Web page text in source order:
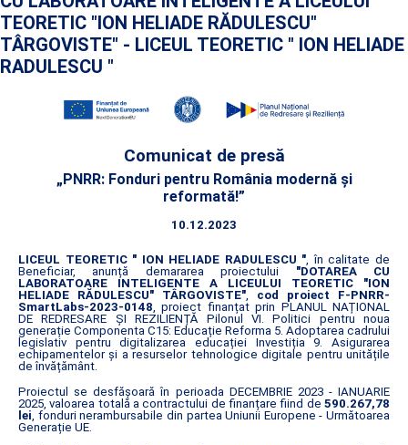
TEORETIC "ION HELIADE RĂDULESCU"
TÂRGOVISTE" - LICEUL TEORETIC " ION HELIADE
RADULESCU "
Comunicat de presă
„PNRR: Fonduri pentru România modernă și
reformată!”
10.12.2023
LICEUL TEORETIC " ION HELIADE RADULESCU ", în calitate de
Beneficiar, anunță demararea proiectului "DOTAREA CU
LABORATOARE INTELIGENTE A LICEULUI TEORETIC "ION
HELIADE RĂDULESCU" TÂRGOVISTE", cod proiect F-PNRR-
SmartLabs-2023-0148, proiect finanțat prin PLANUL NAȚIONAL
DE REDRESARE ȘI REZILIENȚĂ Pilonul VI. Politici pentru noua
generație Componenta C15: Educație Reforma 5. Adoptarea cadrului
legislativ pentru digitalizarea educației Investiția 9. Asigurarea
echipamentelor și a resurselor tehnologice digitale pentru unitățile
de învățământ.
Proiectul se desfășoară în perioada DECEMBRIE 2023 - IANUARIE
2025, valoarea totală a contractului de finanțare fiind de 590.267,78
lei, fonduri nerambursabile din partea Uniunii Europene - Următoarea
Generație UE.